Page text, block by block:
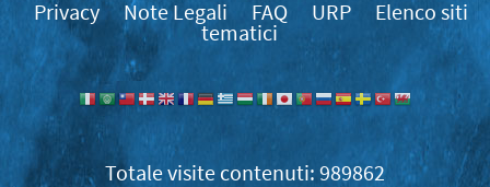
Privacy Note Legali FAQ URP
Elenco siti
tematici
989862